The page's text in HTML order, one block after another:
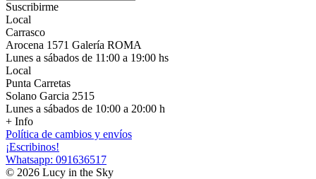
Suscribirme
Local
Carrasco
Arocena 1571 Galería ROMA
Lunes a sábados de 11:00 a 19:00 hs
Local
Punta Carretas
Solano Garcia 2515
Lunes a sábados de 10:00 a 20:00 h
+ Info
Política de cambios y envíos
¡Escribinos!
Whatsapp: 091636517
© 2026 Lucy in the Sky